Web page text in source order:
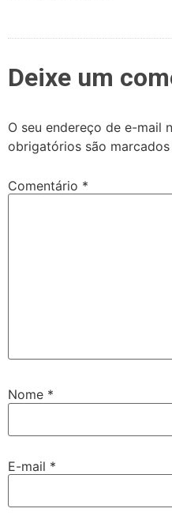
Deixe um
O seu endereço de e-mail
obrigatórios são
Comentário *
Nome *
E-mail *